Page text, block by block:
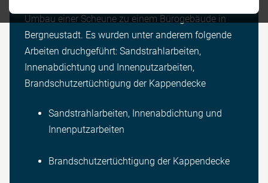
Umbau einer Scheune zu einem Bürogebäude in
Bergneustadt. Es wurden unter anderem folgende
Arbeiten druchgeführt: Sandstrahlarbeiten,
Innenabdichtung und Innenputzarbeiten,
Brandschutzertüchtigung der Kappendecke
Sandstrahlarbeiten, Innenabdichtung und
Innenputzarbeiten
Brandschutzertüchtigung der Kappendecke